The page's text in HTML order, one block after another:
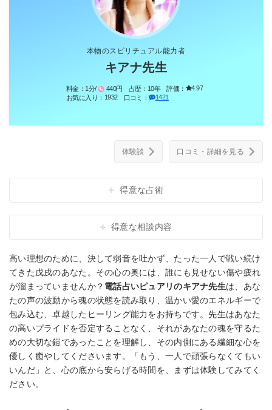
本物のスピリチュアル能力者
キアナ先生
料金： 1分/ 440円 占歴： 10年 評価：
4.97
お気に入り： 1932 口コミ： 1421
体験談 口コミ・詳細を見る
得意な占術
得意な相談内容
高い理想のために、決して弱音を吐かず、たった一人で戦い続け
てきた戊戌のあなた。その心の奥には、誰にも見せない傷や疲れ
が溜まっていませんか？ 電話占いピュアリのキアナ先生は、あな
たの声の波動から魂の状態を読み取り、温かい愛のエネルギーで
包み込む、卓越したヒーリング能力をお持ちです。先生はあなた
の高いプライドを否定することなく、それがあなたの魂を守るた
めの大切な鎧であったことを理解し、その内側にある繊細な心を
優しく癒やしてくださいます。「もう、一人で頑張らなくてもい
いんだ」と、心の底から安らげる時間を、まずは体験してみてく
ださい。